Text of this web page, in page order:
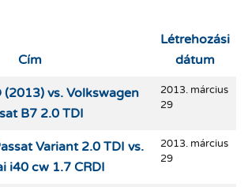
Cím
Létrehozási
dátum
(2013) vs. Volkswagen
B7 2.0 TDI
2013. március
29
Variant 2.0 TDI vs.
i40 cw 1.7 CRDI
2013. március
29